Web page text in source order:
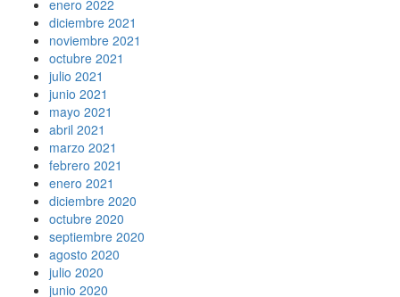
enero 2022
diciembre 2021
noviembre 2021
octubre 2021
julio 2021
junio 2021
mayo 2021
abril 2021
marzo 2021
febrero 2021
enero 2021
diciembre 2020
octubre 2020
septiembre 2020
agosto 2020
julio 2020
junio 2020